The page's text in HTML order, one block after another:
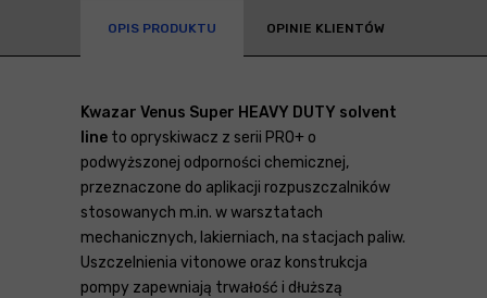
OPIS PRODUKTU OPINIE KLIENTÓW
Kwazar Venus Super HEAVY DUTY solvent
line to opryskiwacz z serii PRO+ o
podwyższonej odporności chemicznej,
przeznaczone do aplikacji rozpuszczalników
stosowanych m.in. w warsztatach
mechanicznych, lakierniach, na stacjach paliw.
Uszczelnienia vitonowe oraz konstrukcja
pompy zapewniają trwałość i dłuższą